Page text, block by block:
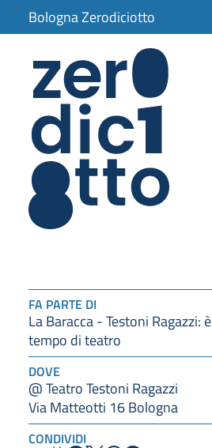
Bologna Zerodiciotto
FA PARTE DI
La Baracca - Testoni Ragazzi: è
tempo di teatro
DOVE
@ Teatro Testoni Ragazzi
Via Matteotti 16 Bologna
CONDIVIDI